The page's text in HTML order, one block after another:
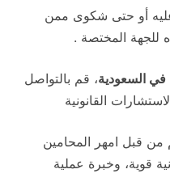
أو حتى شكوى ممن
للجهة المختصة .
في السعودية، قم بالتواصل
القانونية
قبل امهر المحامين
قوية، وخبرة عملية